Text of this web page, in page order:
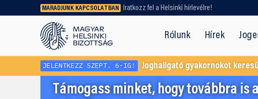
MARADJUNK KAPCSOLATBAN Iratkozz fel a Helsinki hírlevélre!
Rólunk Hírek
Régebbi tartalmat vagy
dokumentumot keresel? Használd a
keresőnket!
JELENTKEZZ SZEPT. 6-IG! Joghallgató gyakornokot
Támogass minket, hogy továbbra is